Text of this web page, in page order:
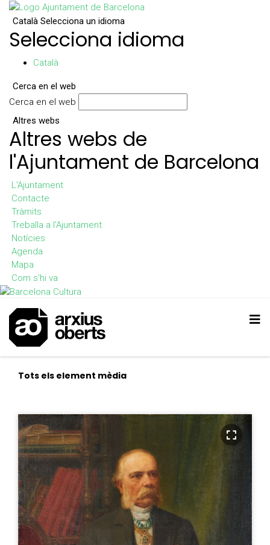
Català Selecciona un idioma
Selecciona idioma
Català
Cerca en el web
Cerca en el web
Altres webs
Altres webs de
l'Ajuntament de Barcelona
L'Ajuntament
Contacte
Tràmits
Treballa a l'Ajuntament
Notícies
Agenda
Mapa
Com s'hi va
Tots els element mèdia